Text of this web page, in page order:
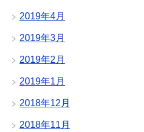
2019年4月
2019年3月
2019年2月
2019年1月
2018年12月
2018年11月